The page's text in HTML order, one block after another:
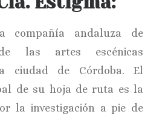
compañía andaluza de
las artes escénicas
ciudad de Córdoba. El
de su hoja de ruta es la
la investigación a pie de